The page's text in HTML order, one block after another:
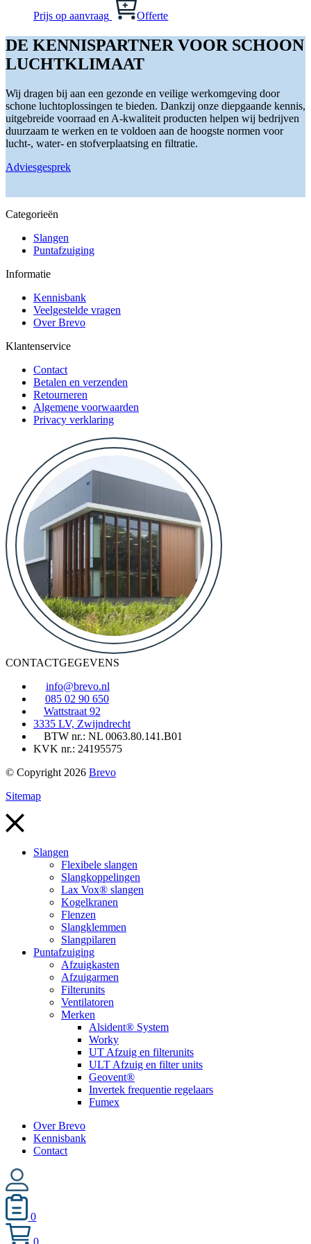
Deze
kan
gekozen
worden
de
productpagina
Prijs op aanvraag Offerte
DE KENNISPARTNER VOOR SCHOON
LUCHTKLIMAAT
Wij dragen bij aan een gezonde en veilige werkomgeving door
schone luchtoplossingen te bieden. Dankzij onze diepgaande kennis,
uitgebreide voorraad en A-kwaliteit producten helpen wij bedrijven
duurzaam te werken en te voldoen aan de hoogste normen voor
lucht-, water- en stofverplaatsing en filtratie.
Adviesgesprek
Categorieën
Slangen
Puntafzuiging
Informatie
Kennisbank
Veelgestelde vragen
Over Brevo
Klantenservice
Contact
Betalen en verzenden
Retourneren
Algemene voorwaarden
Privacy verklaring
CONTACTGEGEVENS
info@brevo.nl
085 02 90 650
Wattstraat 92
3335 LV, Zwijndrecht
BTW nr.: NL 0063.80.141.B01
KVK nr.: 24195575
© Copyright 2026 Brevo
Sitemap
Slangen
Flexibele slangen
Slangkoppelingen
Lax Vox® slangen
Kogelkranen
Flenzen
Slangklemmen
Slangpilaren
Puntafzuiging
Afzuigkasten
Afzuigarmen
Filterunits
Ventilatoren
Merken
Alsident® System
Worky
UT Afzuig en filterunits
ULT Afzuig en filter units
Geovent®
Invertek frequentie regelaars
Fumex
Over Brevo
Kennisbank
Contact
0